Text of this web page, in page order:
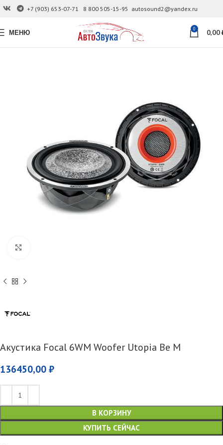
+7 (903) 653-07-71 8 800 505-15-95 autosound2@yandex.ru
МЕНЮ 0 0,00
Акустика Focal 6WM Woofer Utopia Be M
136450,00 ₽
В КОРЗИНУ
КУПИТЬ СЕЙЧАС